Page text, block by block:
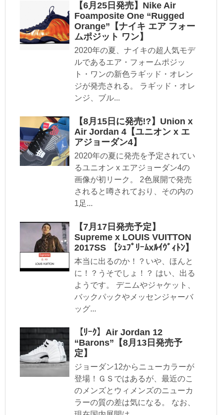
【6月25日発売】Nike Air
Foamposite One “Rugged
Orange”【ナイキ エア フォー
ムポジット ワン】
2020年の夏、ナイキの超人気モデ
ルであるエア・フォームポジッ
ト・ワンの新色ラギッド・オレン
ジが発売される。 ラギッド・オレ
ンジ、ブル...
【8月15日に発売!?】Union x
Air Jordan 4【ユニオン x エ
アジョーダン4】
2020年の夏に発売を予定されてい
るユニオン x エアジョーダン4の
画像が初リーク。 2色展開で発売
されると噂されており、その内の
1足...
【7月17日発売予定】
Supreme x LOUIS VUITTON
2017SS 【ｼｭﾌﾟﾘｰﾑxﾙｲｳﾞｨﾄﾝ】
本当に出るのか！？いや、ほんと
に！？うそでしょ！？ はい、出る
ようです。 デニムやジャケット、
バックパックやメッセンジャーバ
ッグ...
【ﾘｰｸ】Air Jordan 12
“Barons”【8月13日発売予
定】
ジョーダン12からニューカラーが
登場！ＧＳではあるが、最近のこ
のメンズとウィメンズのニューカ
ラーの質の差は気になる。 なお、